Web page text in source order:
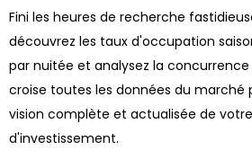
Fini les heures de recherche
découvrez les taux d'occupation
par nuitée et analysez la concurrence
croise toutes les données du marché
vision complète et actualisée de
d'investissement.